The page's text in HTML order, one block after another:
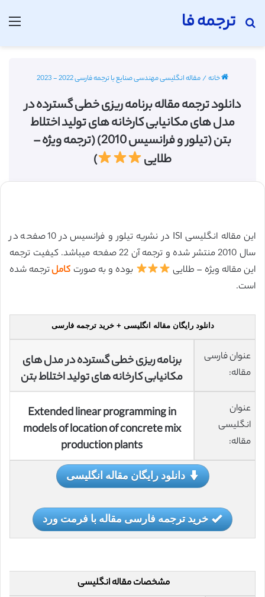
ترجمه فا
جستجو برای
خانه/مقاله انگلیسی مهندسی صنایع با ترجمه فارسی 2022 - 2023
دانلود ترجمه مقاله برنامه ریزی خطی گسترده در
مدل های مکانیابی کارخانه های تولید اختلاط
بتن (تیلور و فرانسیس 2010) (ترجمه ویژه –
طلایی
)
این مقاله انگلیسی ISI در نشریه تیلور و فرانسیس در 10 صفحه در
سال 2010 منتشر شده و ترجمه آن 22 صفحه میباشد. کیفیت ترجمه
این مقاله ویژه – طلایی
بوده و به صورت کاملترجمه شده
است.
دانلود رایگان مقاله انگلیسی + خرید ترجمه فارسی
عنوان فارسی
مقاله:
برنامه ریزی خطی گسترده در مدل های
مکانیابی کارخانه های تولید اختلاط بتن
عنوان
انگلیسی
مقاله:
Extended linear programming in
models of location of concrete mix
production plants
دانلود رایگان مقاله انگلیسی
خرید ترجمه فارسی مقاله با فرمت ورد
مشخصات مقاله انگلیسی